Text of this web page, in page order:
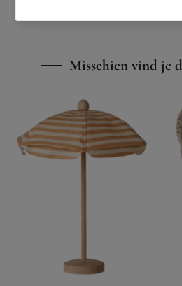
Misschien vind je